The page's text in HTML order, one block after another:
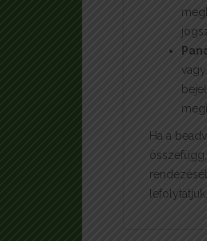
Ha a
lefolytatjuk.